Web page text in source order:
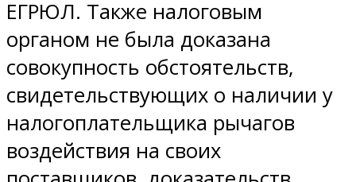
ЕГРЮЛ. Также налоговым
органом не была доказана
совокупность обстоятельств,
свидетельствующих о наличии у
налогоплательщика рычагов
воздействия на своих